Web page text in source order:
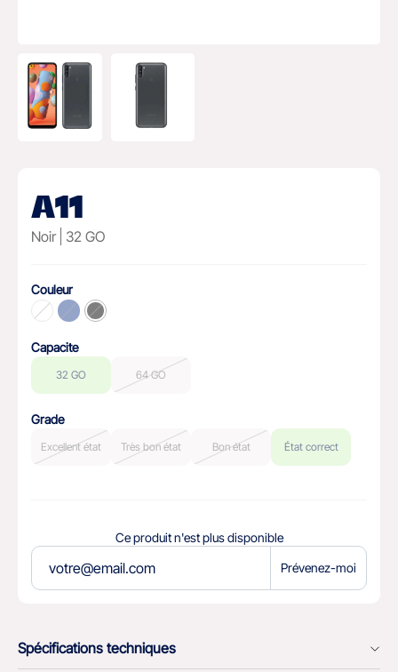
A11
Noir 32 GO
Couleur
Capacite
32 GO 64 GO
Grade
Excellent état Très bon état Bon état État correct
Ce produit n'est plus disponible
Prévenez-moi
Spécifications techniques